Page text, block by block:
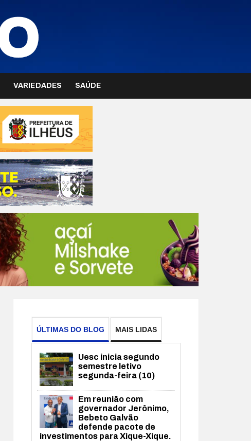
VARIEDADES SAÚDE
ÚLTIMAS DO BLOG MAIS LIDAS
Uesc inicia segundo
semestre letivo
segunda-feira (10)
Em reunião com
governador Jerônimo,
Bebeto Galvão
defende pacote de
investimentos para Xique-Xique.